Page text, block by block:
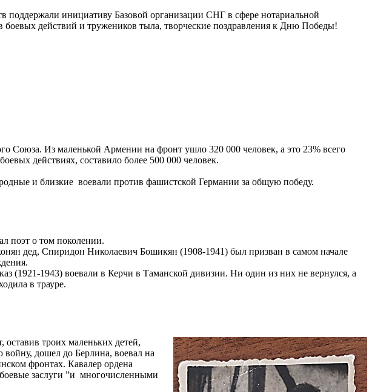
поддержали инициативу Базовой организации СНГ в сфере нотариальной
боевых действий и тружеников тыла, творческие поздравления к Дню Победы!
Союза. Из маленькой Армении на фронт ушло 320 000 человек, а это 23% всего
действиях, составило более 500 000 человек.
и близкие воевали против фашистской Германии за общую победу.
поэт о том поколении.
дед, Спиридон Николаевич Бошикян (1908-1941) был призван в самом начале
(1921-1943) воевали в Керчи в Таманской дивизии. Ни один из них не вернулся, а
в трауре.
троих маленьких детей,
дошел до Берлина, воевал на
фронтах. Кавалер ордена
заслуги ”и многочисленными